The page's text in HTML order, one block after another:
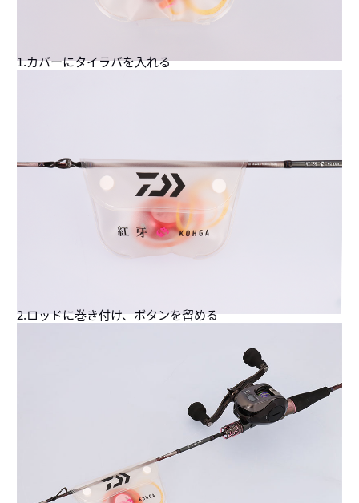
1.カバーにタイラバを入れる
2.ロッドに巻き付け、ボタンを留める